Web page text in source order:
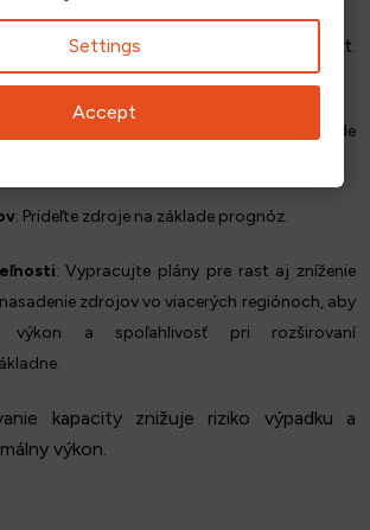
je príprava infraštruktúry na budúci rast.
k efektívnej správe zdrojov.
: Predvídať budúci dopyt na základe
: Prideľte zdroje na základe prognóz.
: Vypracujte plány pre rast aj zníženie
zdrojov vo viacerých regiónoch, aby
výkon a spoľahlivosť pri rozširovaní
kapacity znižuje riziko výpadku a
výkon.
Settings
Accept